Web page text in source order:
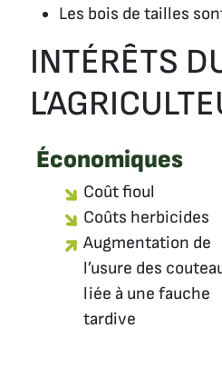
Les bois de tailles
INTÉRÊTS
Économiques
Coût fioul
Coûts herbicides
Augmentation de
l’usure des
liée à une fauche
tardive